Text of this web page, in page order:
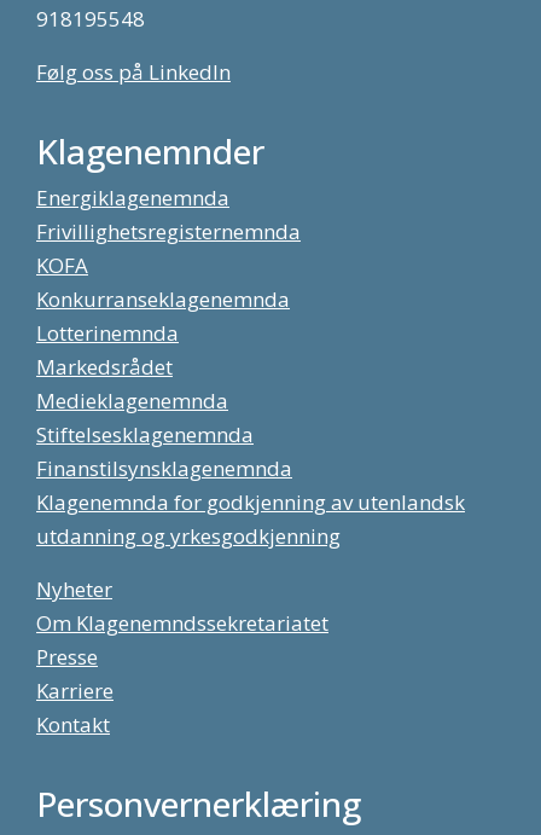
918195548
Følg oss på LinkedIn
Klagenemnder
Energiklagenemnda
Frivillighetsregisternemnda
KOFA
Konkurranseklagenemnda
Lotterinemnda
Markedsrådet
Medieklagenemnda
Stiftelsesklagenemnda
Finanstilsynsklagenemnda
Klagenemnda for godkjenning av utenlandsk
utdanning og yrkesgodkjenning
Nyheter
Om Klagenemndssekretariatet
Presse
Karriere
Kontakt
Personvernerklæring